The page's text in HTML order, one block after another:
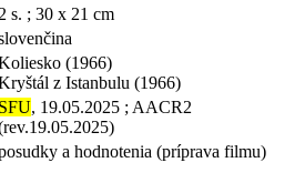
2 s. ; 30 x 21 cm
(1966)
z Istanbulu (1966)
SFU, 19.05.2025 ; AACR2
a hodnotenia (príprava filmu)